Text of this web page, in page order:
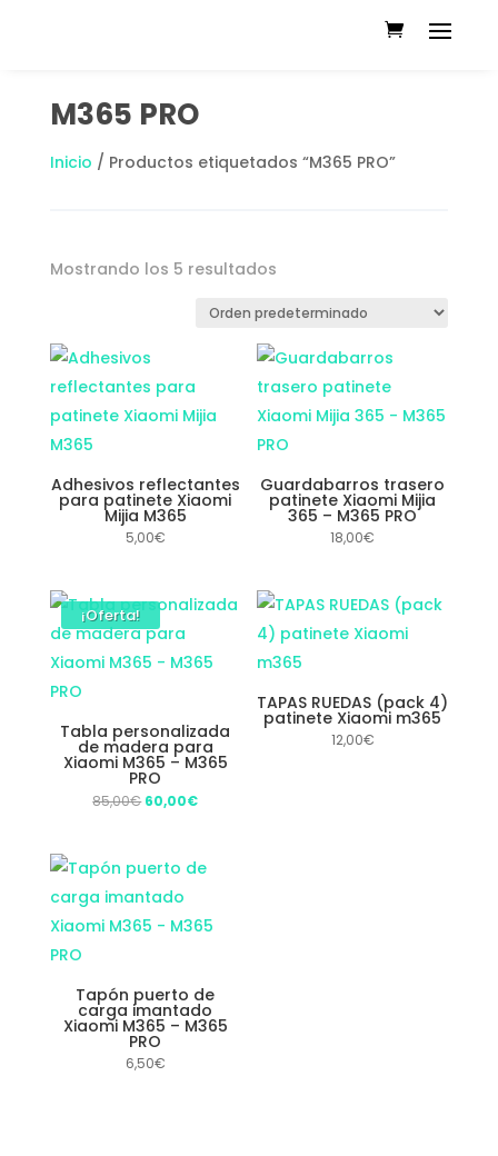
M365 PRO
Inicio / Productos etiquetados “M365 PRO”
Mostrando los 5 resultados
Adhesivos reflectantes
para patinete Xiaomi
Mijia M365
5,00€
Guardabarros trasero
patinete Xiaomi Mijia
365 – M365 PRO
18,00€
¡Oferta!
Tabla personalizada
de madera para
Xiaomi M365 – M365
PRO
85,00€ El
precio
60,00€El
TAPAS RUEDAS (pack 4)
patinete Xiaomi m365
12,00€
Tapón puerto de
carga imantado
Xiaomi M365 – M365
PRO
6,50€